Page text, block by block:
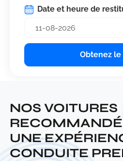
Date et heure de
Obtenez le
NOS VOITURES
UNE
CONDUITE